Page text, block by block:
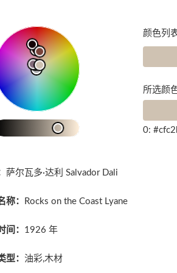
颜色列
所选颜
0:
萨尔瓦多·达利 Salvador Dali
称： Rocks on the Coast Lyane
间： 1926 年
型： 油彩,木材